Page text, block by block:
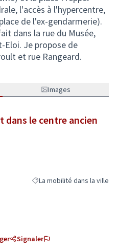
l'accès à l'hypercentre,
de l'ex-gendarmerie).
dans la rue du Musée,
Eloi. Je propose de
et rue Rangeard.
Images
dans le centre ancien
Filtrer les résultats de la
La mobilité dans la ville
Signaler